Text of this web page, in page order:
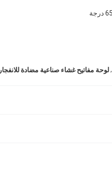
,لوحة مفاتيح غشاء صناعية مضادة للانفجار